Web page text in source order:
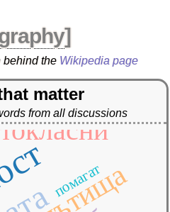
]
behind the Wikipedia page
matter
from all discussions
пътища
помагат